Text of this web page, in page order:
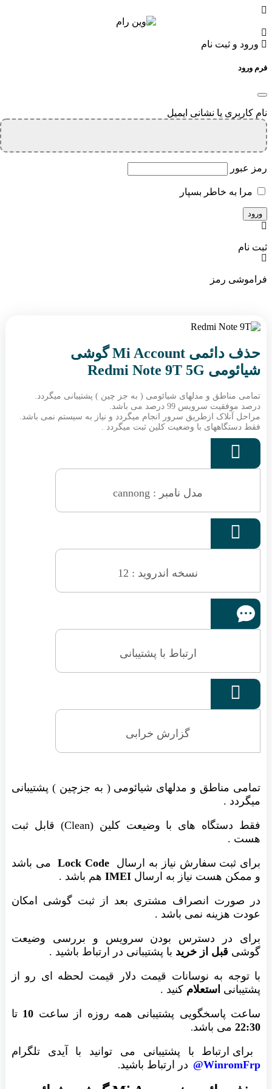
ورود و ثبت نام
فرم ورود
نام کاربری یا نشانی ایمیل
رمز عبور
مرا به خاطر بسپار
ثبت نام
فراموشی رمز
حذف دائمی Mi Account گوشی
شیائومی Redmi Note 9T 5G
تمامی مناطق و مدلهای شیائومی ( به جز چین ) پشتیبانی میگردد.
درصد موفقیت سرویس 99 درصد می باشد.
مراحل آنلاک ازطریق سرور انجام میگردد و نیاز به سیستم نمی باشد.
فقط دستگاههای با وضعیت کلین ثبت میگردد .

مدل نامبر : cannong

نسخه اندروید : 12
ارتباط با پشتیبانی

گزارش خرابی
تمامی مناطق و مدلهای شیائومی ( به جزچین ) پشتیبانی
میگردد .
فقط دستگاه های با وضیعت کلین (Clean) قابل ثبت
هست .
برای ثبت سفارش نیاز به ارسال Lock Codeمی باشد
و ممکن هست نیاز به ارسال IMEIهم باشد .
در صورت انصراف مشتری بعد از ثبت گوشی امکان
عودت هزینه نمی باشد .
برای در دسترس بودن سرویس و بررسی وضیعت
گوشی قبل از خرید با پشتیبانی در ارتباط باشید .
با توجه به نوسانات قیمت دلار قیمت لحظه ای رو از
پشتیبانی استعلام کنید .
ساعت پاسخگویی پشتیبانی همه روزه از ساعت 10 تا
22:30می باشد.
برای ارتباط با پشتیبانی می توانید با آیدی تلگرام
WinromFrp@
در ارتباط باشید.